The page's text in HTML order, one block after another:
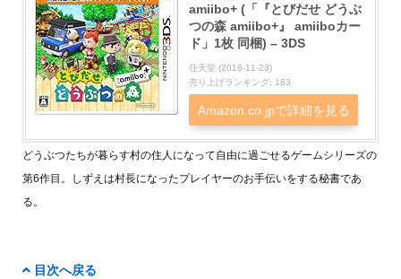
amiibo+ (「『とびだせ どうぶ
つの森 amiibo+』 amiiboカー
ド」1枚 同梱) – 3DS
任天堂 (2016-11-23)
売り上げランキング: 183
Amazon.co.jpで詳細を見る
どうぶつたちが暮らす村の住人になって自由に過ごせるゲームシリーズの
第6作目。しずえは村長になったプレイヤーのお手伝いをする秘書であ
る。
目次へ戻る